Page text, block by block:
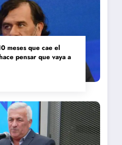
meses que cae el
pensar que vaya a